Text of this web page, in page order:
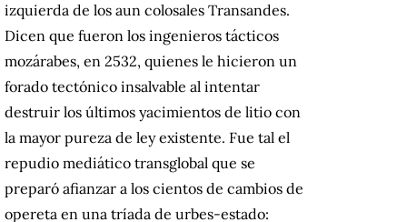
izquierda de los aun colosales Transandes.
Dicen que fueron los ingenieros tácticos
mozárabes, en 2532, quienes le hicieron un
forado tectónico insalvable al intentar
destruir los últimos yacimientos de litio con
la mayor pureza de ley existente. Fue tal el
repudio mediático transglobal que se
preparó afianzar a los cientos de cambios de
opereta en una tríada de urbes-estado: